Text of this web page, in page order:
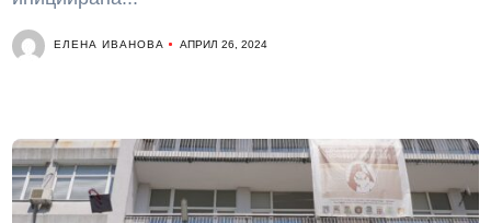
ЕЛЕНА ИВАНОВА АПРИЛ 26, 2024